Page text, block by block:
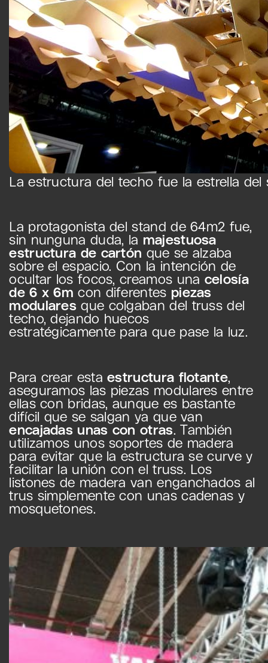
La estructura del techo fue la estrella del
La protagonista del stand de 64m2 fue,
sin nunguna duda, la majestuosa
estructura de cartón que se alzaba
sobre el espacio. Con la intención de
ocultar los focos, creamos una celosía
de 6 x 6m con diferentes piezas
modulares que colgaban del truss del
techo, dejando huecos
estratégicamente para que pase la luz.
Para crear estaestructura flotante,
aseguramos las piezas modulares entre
ellas con bridas, aunque es bastante
difícil que se salgan ya que van
encajadas unas con otras. También
utilizamos unos soportes de madera
para evitar que la estructura se curve y
facilitar la unión con el truss. Los
listones de madera van enganchados al
trus simplemente con unas cadenas y
mosquetones.